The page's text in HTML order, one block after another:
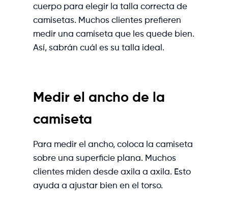
cuerpo para elegir la talla correcta de
camisetas. Muchos clientes prefieren
medir una camiseta que les quede bien.
Así, sabrán cuál es su talla ideal.
Medir el ancho de la
camiseta
Para medir el ancho, coloca la camiseta
sobre una superficie plana. Muchos
clientes miden desde axila a axila. Esto
ayuda a ajustar bien en el torso.